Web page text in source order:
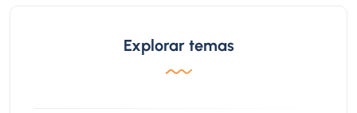
Explorar temas